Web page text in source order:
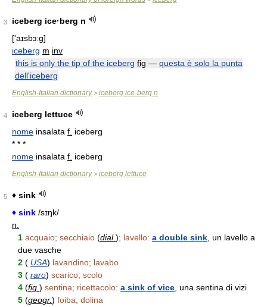
3
iceberg ice·berg n
['aɪsbɜːɡ]
iceberg m inv
this is only the tip of the iceberg fig — questa è solo la punta
dell'iceberg
English-Italian dictionary> iceberg ice·berg n
4
iceberg lettuce
nome insalata f. iceberg
* * *
nome insalata f. iceberg
English-Italian dictionary> iceberg lettuce
5
♦ sink
♦ sink /sɪŋk/
n.
1 acquaio; secchiaio (dial.); lavello: a double sink , un lavello a
due vasche
2 ( USA) lavandino; lavabo
3 ( raro) scarico; scolo
4 (fig. ) sentina; ricettacolo: a sink of vice , una sentina di vizi
5 (geogr.) foiba; dolina